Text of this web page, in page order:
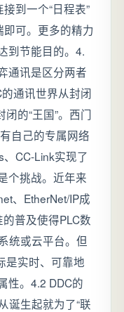
到一个“日程表”
即可。更多的精力
到节能目的。4.
通讯是区分两者
通讯世界从封闭
的“王国”。西门
自己的专属网络
CC-Link实现了
个挑战。近年来
、EtherNet/IP成
普及使得PLC数
统或云平台。但
是实时、可靠地
性。4.2 DDC的
诞生起就为了“联